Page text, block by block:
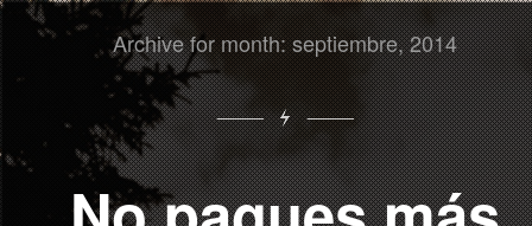
Archive for month: septiembre, 2014